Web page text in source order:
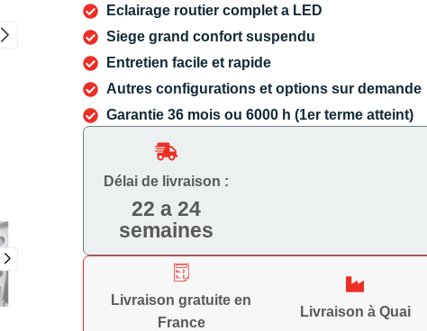
Eclairage routier complet a LED
Siege grand confort suspendu
Entretien facile et rapide
Autres configurations et options sur demande
Garantie 36 mois ou 6000 h (1er terme atteint)
Délai de livraison :
22 a 24
semaines
Livraison gratuite en
France
Livraison à Quai